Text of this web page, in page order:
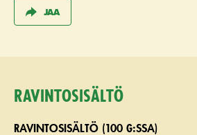
JAA
Ravintosisältö
RAVINTOSISÄLTÖ (100 G:SSA)